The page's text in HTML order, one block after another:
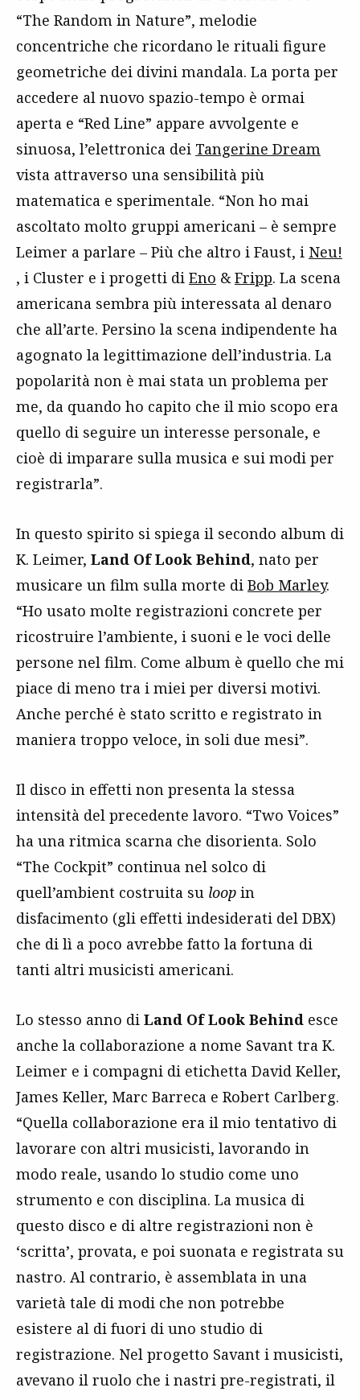
“The Random in Nature”, melodie
concentriche che ricordano le rituali figure
geometriche dei divini mandala. La porta per
accedere al nuovo spazio-tempo è ormai
aperta e “Red Line” appare avvolgente e
sinuosa, l’elettronica dei Tangerine Dream
vista attraverso una sensibilità più
matematica e sperimentale. “Non ho mai
ascoltato molto gruppi americani – è sempre
Leimer a parlare – Più che altro i Faust, i Neu!
, i Cluster e i progetti di Eno &Fripp. La scena
americana sembra più interessata al denaro
che all’arte. Persino la scena indipendente ha
agognato la legittimazione dell’industria. La
popolarità non è mai stata un problema per
me, da quando ho capito che il mio scopo era
quello di seguire un interesse personale, e
cioè di imparare sulla musica e sui modi per
registrarla”.
In questo spirito si spiega il secondo album di
K. Leimer, Land Of Look Behind, nato per
musicare un film sulla morte di Bob Marley.
“Ho usato molte registrazioni concrete per
ricostruire l’ambiente, i suoni e le voci delle
persone nel film. Come album è quello che mi
piace di meno tra i miei per diversi motivi.
Anche perché è stato scritto e registrato in
maniera troppo veloce, in soli due mesi”.
Il disco in effetti non presenta la stessa
intensità del precedente lavoro. “Two Voices”
ha una ritmica scarna che disorienta. Solo
“The Cockpit” continua nel solco di
quell’ambient costruita su loop in
disfacimento (gli effetti indesiderati del DBX)
che di lì a poco avrebbe fatto la fortuna di
tanti altri musicisti americani.
Lo stesso anno di Land Of Look Behind esce
anche la collaborazione a nome Savant tra K.
Leimer e i compagni di etichetta David Keller,
James Keller, Marc Barreca e Robert Carlberg.
“Quella collaborazione era il mio tentativo di
lavorare con altri musicisti, lavorando in
modo reale, usando lo studio come uno
strumento e con disciplina. La musica di
questo disco e di altre registrazioni non è
‘scritta’, provata, e poi suonata e registrata su
nastro. Al contrario, è assemblata in una
varietà tale di modi che non potrebbe
esistere al di fuori di uno studio di
registrazione. Nel progetto Savant i musicisti,
avevano il ruolo che i nastri pre-registrati, il